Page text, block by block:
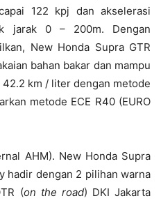
122 kpj dan akselerasi
jarak 0 – 200m. Dengan
New Honda Supra GTR
bahan bakar dan mampu
km / liter dengan metode
metode ECE R40 (EURO
AHM). New Honda Supra
hadir dengan 2 pilihan warna
(on the road) DKI Jakarta